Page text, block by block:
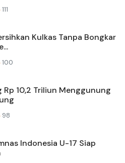
111
Kulkas Tanpa Bongkar
100
Rp 10,2 Triliun Menggunung
98
Indonesia U-17 Siap